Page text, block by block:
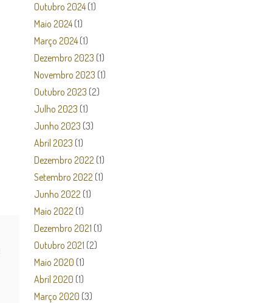
Outubro 2024(1)
Maio 2024(1)
Março 2024(1)
Dezembro 2023 (1)
Novembro 2023 (1)
Outubro 2023 (2)
Julho 2023 (1)
Junho 2023 (3)
Abril 2023 (1)
Dezembro 2022 (1)
Setembro 2022 (1)
Junho 2022 (1)
Maio 2022 (1)
Dezembro 2021 (1)
Outubro 2021 (2)
Maio 2020 (1)
Abril 2020 (1)
Março 2020 (3)